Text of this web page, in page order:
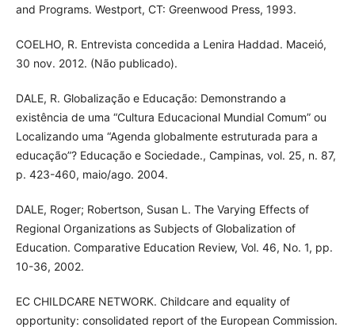
and Programs. Westport, CT: Greenwood Press, 1993.
COELHO, R. Entrevista concedida a Lenira Haddad. Maceió,
30 nov. 2012. (Não publicado).
DALE, R. Globalização e Educação: Demonstrando a
existência de uma “Cultura Educacional Mundial Comum” ou
Localizando uma “Agenda globalmente estruturada para a
educação”? Educação e Sociedade., Campinas, vol. 25, n. 87,
p. 423-460, maio/ago. 2004.
DALE, Roger; Robertson, Susan L. The Varying Effects of
Regional Organizations as Subjects of Globalization of
Education. Comparative Education Review, Vol. 46, No. 1, pp.
10-36, 2002.
EC CHILDCARE NETWORK. Childcare and equality of
opportunity: consolidated report of the European Commission.